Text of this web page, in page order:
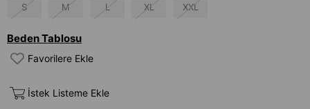
S M L XL XXL
Beden Tablosu
Favorilere Ekle
İstek Listeme Ekle